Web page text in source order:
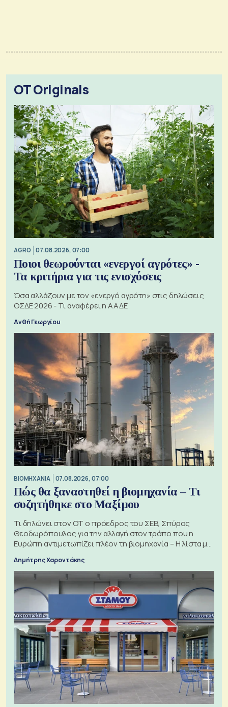
OT Originals
AGRO 07.08.2026, 07:00
Ποιοι θεωρούνται «ενεργοί αγρότες» -
Τα κριτήρια για τις ενισχύσεις
Όσα αλλάζουν με τον «ενεργό αγρότη» στις δηλώσεις
ΟΣΔΕ 2026 - Τι αναφέρει η ΑΑΔΕ
Ανθή Γεωργίου
ΒΙΟΜΗΧΑΝΙΑ 07.08.2026, 07:00
Πώς θα ξαναστηθεί η βιομηχανία – Τι
συζητήθηκε στο Μαξίμου
Τι δηλώνει στον ΟΤ ο πρόεδρος του ΣΕΒ, Σπύρος
Θεοδωρόπουλος για την αλλαγή στον τρόπο που η
Ευρώπη αντιμετωπίζει πλέον τη βιομηχανία – Η λίστα με
Δημήτρης Χαροντάκης